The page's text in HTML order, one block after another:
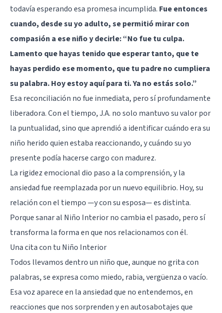
todavía esperando esa promesa incumplida. Fue entonces
cuando, desde su yo adulto, se permitió mirar con
compasión a ese niño y decirle: “No fue tu culpa.
Lamento que hayas tenido que esperar tanto, que te
hayas perdido ese momento, que tu padre no cumpliera
su palabra. Hoy estoy aquí para ti. Ya no estás solo.”
Esa reconciliación no fue inmediata, pero sí profundamente
liberadora. Con el tiempo, J.A. no solo mantuvo su valor por
la puntualidad, sino que aprendió a identificar cuándo era su
niño herido quien estaba reaccionando, y cuándo su yo
presente podía hacerse cargo con madurez.
La rigidez emocional dio paso a la comprensión, y la
ansiedad fue reemplazada por un nuevo equilibrio. Hoy, su
relación con el tiempo —y con su esposa— es distinta.
Porque sanar al Niño Interior no cambia el pasado, pero sí
transforma la forma en que nos relacionamos con él.
Una cita con tu Niño Interior
Todos llevamos dentro un niño que, aunque no grita con
palabras, se expresa como miedo, rabia, vergüenza o vacío.
Esa voz aparece en la ansiedad que no entendemos, en
reacciones que nos sorprenden y en autosabotajes que